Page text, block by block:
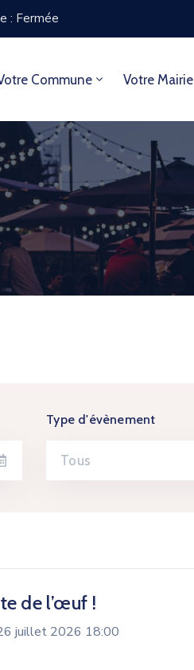
: Fermée
Commune Votre Mairie
Type d'évènement
Tous
de l’œuf !
juillet 2026 18:00